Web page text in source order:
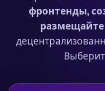
фронтенды,
размещайте